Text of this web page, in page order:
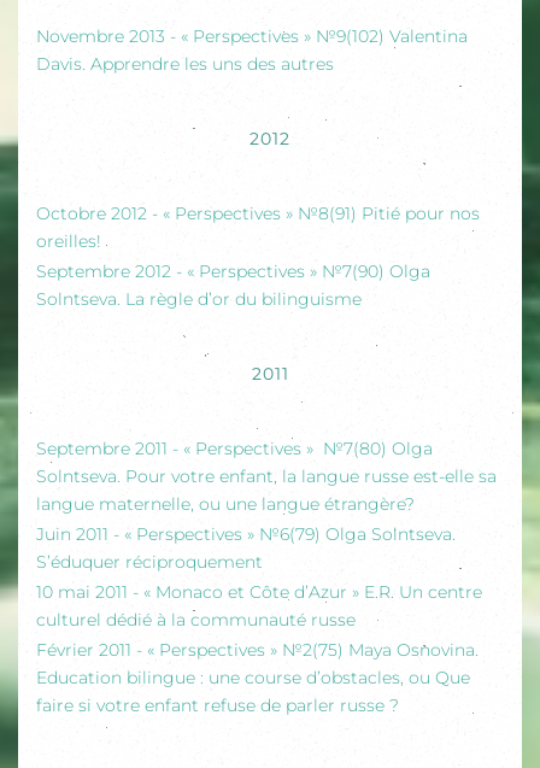
Novembre 2013 - « Perspectives » №9(102) Valentina
Davis. Apprendre les uns des autres
2012
Octobre 2012 - « Perspectives » №8(91) Pitié pour nos
oreilles!
Septembre 2012 - « Perspectives » №7(90) Olga
Solntseva. La règle d’or du bilinguisme
2011
Septembre 2011 - « Perspectives » №7(80) Olga
Solntseva. Pour votre enfant, la langue russe est-elle sa
langue maternelle, ou une langue étrangère?
Juin 2011 - « Perspectives » №6(79) Olga Solntseva.
S’éduquer réciproquement
10 mai 2011 - « Monaco et Côte d’Azur » E.R. Un centre
culturel dédié à la communauté russe
Février 2011 - « Perspectives » №2(75) Maya Osnovina.
Education bilingue : une course d’obstacles, ou Que
faire si votre enfant refuse de parler russe ?